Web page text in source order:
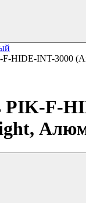
F-HIDE-INT-3000
F-